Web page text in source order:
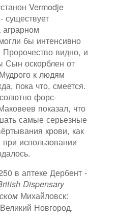
Vermodje
существует
бы интенсивно
видно, и
Сын оскорблен от
к людям
пока что, смеется.
форс-
показал, что
самые серьезные
крови, как
использовании
в аптеке Дербент -
Dispensary
Михайловск:
Новгород.